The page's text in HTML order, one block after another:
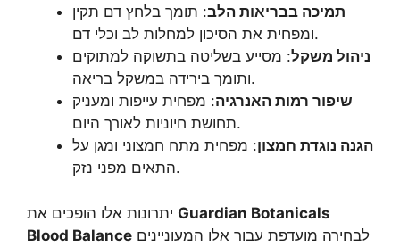
תמיכה בבריאות הלב: תומך בלחץ דם תקין
ומפחית את הסיכון למחלות לב וכלי דם.
ניהול משקל: מסייע בשליטה בתשוקה למתוקים
ותומך בירידה במשקל בריאה.
שיפור רמות האנרגיה: מפחית עייפות ומעניק
תחושת חיוניות לאורך היום.
הגנה נוגדת חמצון: מפחית מתח חמצוני ומגן על
התאים מפני נזק.
Guardian Botanicals
Blood Balance